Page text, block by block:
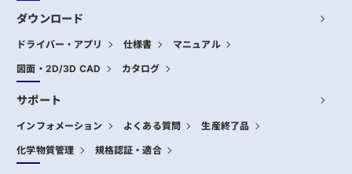
ダウンロード
ドライバー・アプリ 仕様書 マニュアル
図面・2D/3D CAD カタログ
サポート
インフォメーション よくある質問 生産終了品
化学物質管理 規格認証・適合